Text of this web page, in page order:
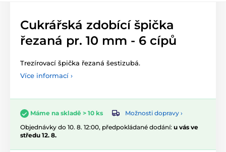
Cukrářská zdobící špička
řezaná pr. 10 mm - 6 cípů
Trezírovací špička řezaná šestizubá.
Více informací ›
Máme na skladě > 10 ks
Možnosti dopravy ›
Objednávky do 10. 8. 12:00, předpokládané dodání: u vás ve
středu 12. 8.